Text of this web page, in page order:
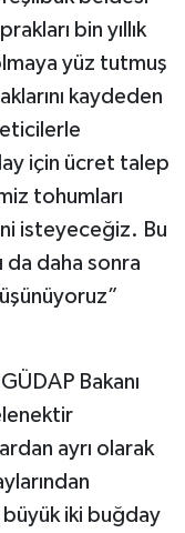
bin yıllık
yüz tutmuş
kaydeden
için ücret talep
tohumları
isteyeceğiz. Bu
da daha sonra
Bakanı
ayrı olarak
büyük iki buğday